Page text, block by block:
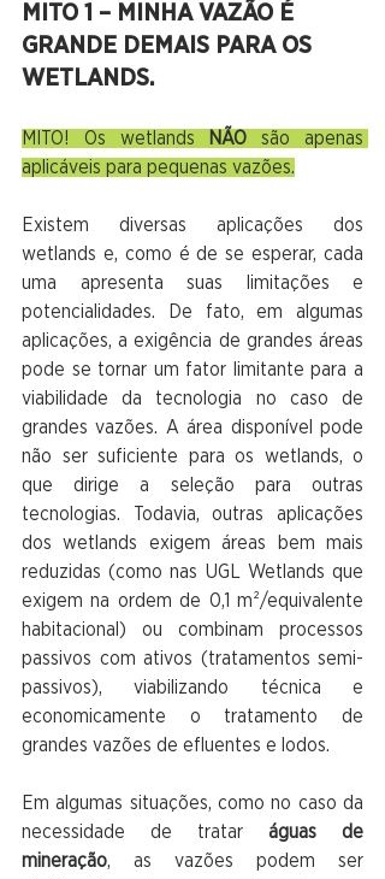
MITO 1 – MINHA VAZÃO É
GRANDE DEMAIS PARA OS
WETLANDS.
MITO! Os wetlands NÃO são apenas
aplicáveis para pequenas vazões.
Existem diversas aplicações dos
wetlands e, como é de se esperar, cada
uma apresenta suas limitações e
potencialidades. De fato, em algumas
aplicações, a exigência de grandes áreas
pode se tornar um fator limitante para a
viabilidade da tecnologia no caso de
grandes vazões. A área disponível pode
não ser suficiente para os wetlands, o
que dirige a seleção para outras
tecnologias. Todavia, outras aplicações
dos wetlands exigem áreas bem mais
reduzidas (como nas UGL Wetlands que
exigem na ordem de 0,1 m²/equivalente
habitacional) ou combinam processos
passivos com ativos (tratamentos semi-
passivos), viabilizando técnica e
economicamente o tratamento de
grandes vazões de efluentes e lodos.
Em algumas situações, como no caso da
necessidade de tratar águas de
mineração, as vazões podem ser